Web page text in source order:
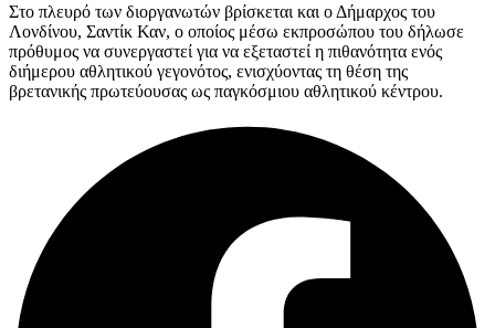
Στο πλευρό των διοργανωτών βρίσκεται και ο Δήμαρχος του
Λονδίνου, Σαντίκ Καν, ο οποίος μέσω εκπροσώπου του δήλωσε
πρόθυμος να συνεργαστεί για να εξεταστεί η πιθανότητα ενός
διήμερου αθλητικού γεγονότος, ενισχύοντας τη θέση της
βρετανικής πρωτεύουσας ως παγκόσμιου αθλητικού κέντρου.